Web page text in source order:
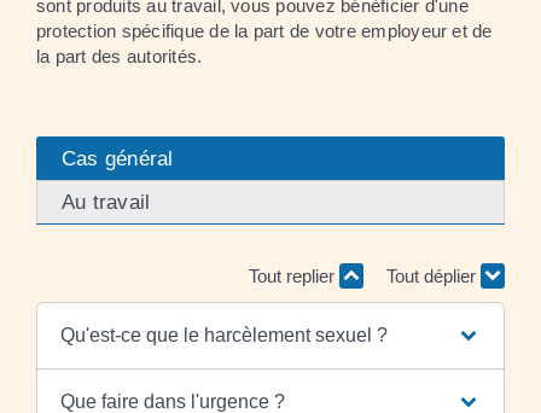
sont produits au travail, vous pouvez bénéficier d'une
protection spécifique de la part de votre employeur et de
la part des autorités.
Cas général
Au travail
Tout replier Tout déplier
Qu'est-ce que le harcèlement sexuel ?
Que faire dans l'urgence ?